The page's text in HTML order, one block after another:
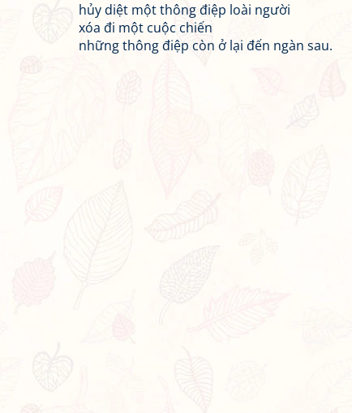
hủy diệt một thông điệp loài người
xóa đi một cuộc chiến
những thông điệp còn ở lại đến ngàn sau.